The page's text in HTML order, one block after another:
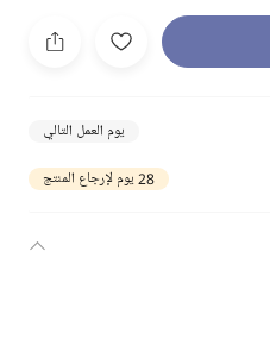
يوم العمل التالي
28 يوم لإرجاع المنتج